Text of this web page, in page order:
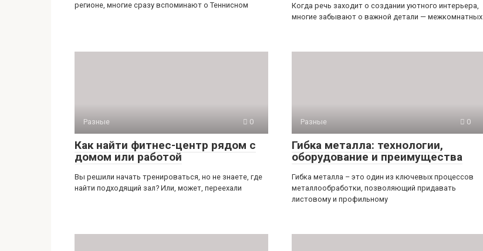
регионе, многие сразу вспоминают о Теннисном
Когда речь заходит о создании уютного интерьера,
многие забывают о важной детали — межкомнатных
Разные 0
Как найти фитнес-центр рядом с
домом или работой
Вы решили начать тренироваться, но не знаете, где
найти подходящий зал? Или, может, переехали
Разные 0
Гибка металла: технологии,
оборудование и преимущества
Гибка металла – это один из ключевых процессов
металлообработки, позволяющий придавать
листовому и профильному